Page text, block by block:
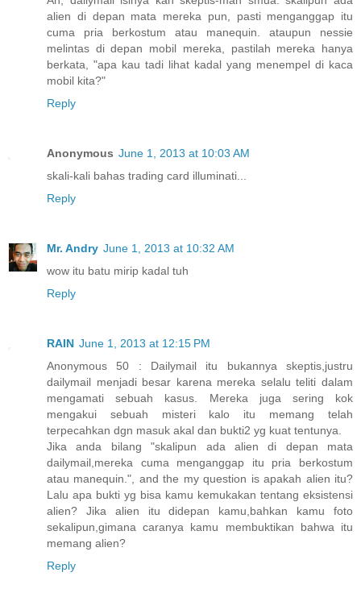
alien di depan mata mereka pun, pasti menganggap itu
cuma pria berkostum atau manequin. ataupun nessie
melintas di depan mobil mereka, pastilah mereka hanya
berkata, "apa kau tadi lihat kadal yang menempel di kaca
mobil kita?"
Reply
Anonymous June 1, 2013 at 10:03 AM
skali-kali bahas trading card illuminati...
Reply
Mr. Andry June 1, 2013 at 10:32 AM
wow itu batu mirip kadal tuh
Reply
RAIN June 1, 2013 at 12:15 PM
Anonymous 50 : Dailymail itu bukannya skeptis,justru
dailymail menjadi besar karena mereka selalu teliti dalam
mengamati sebuah kasus. Mereka juga sering kok
mengakui sebuah misteri kalo itu memang telah
terpecahkan dgn masuk akal dan bukti2 yg kuat tentunya.
Jika anda bilang "skalipun ada alien di depan mata
dailymail,mereka cuma menganggap itu pria berkostum
atau manequin.", and the my question is apakah alien itu?
Lalu apa bukti yg bisa kamu kemukakan tentang eksistensi
alien? Jika alien itu didepan kamu,bahkan kamu foto
sekalipun,gimana caranya kamu membuktikan bahwa itu
memang alien?
Reply